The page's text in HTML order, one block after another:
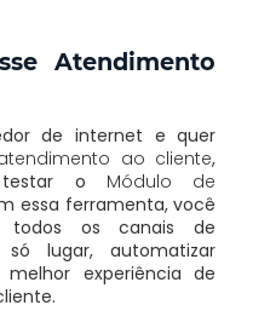
Atendimento
de internet e quer
ao cliente,
o Módulo de
essa ferramenta, você
todos os canais de
lugar, automatizar
experiência de